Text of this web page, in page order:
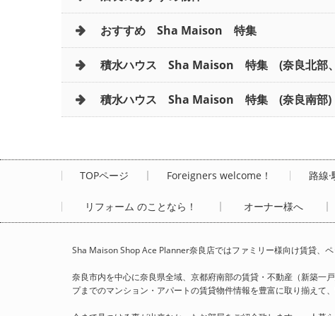
おすすめ Sha Maison 特集
積水ハウス Sha Maison 特集 (奈良北部
積水ハウス Sha Maison 特集 (奈良南部)
TOPページ Foreigners welcome！ 路線
リフォーム のことなら！ オーナー様へ
Sha Maison Shop Ace Planner奈良店ではファミリー様向け賃貸、
奈良市内を中心に奈良県全域、京都府南部の賃貸・不動産（新築一
プまでのマンション・アパートの賃貸物件情報を豊富に取り揃えて